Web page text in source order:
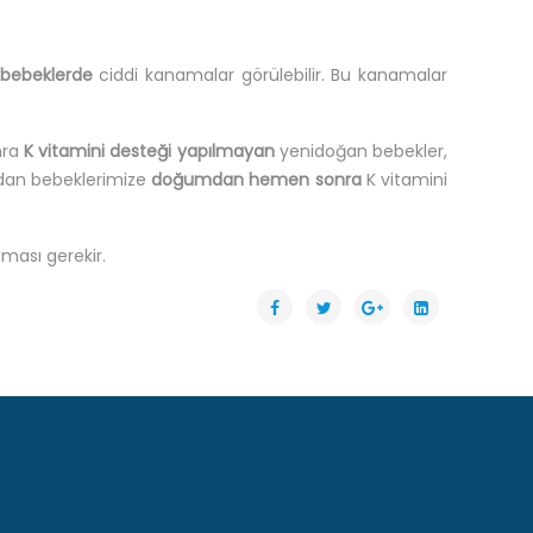
ciddi kanamalar görülebilir. Bu kanamalar
K vitamini desteği yapılmayanyenidoğan bebekler,
bebeklerimizedoğumdan hemen sonraK vitamini
gerekir.